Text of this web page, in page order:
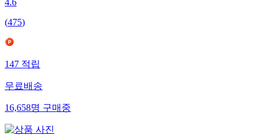
4.6
(475)
147 적립
무료배송
16,658명 구매중